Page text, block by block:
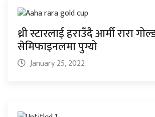
थ्री स्टारलाई हराउँदै आर्मी रारा
सेमिफाइनलमा पुग्यो
January 25, 2022